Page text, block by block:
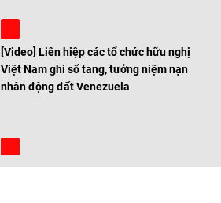
[Video] Liên hiệp các tổ chức hữu nghị
Việt Nam ghi sổ tang, tưởng niệm nạn
nhân động đất Venezuela
[Video] Trẻ em Đông Á cùng kiến tạo